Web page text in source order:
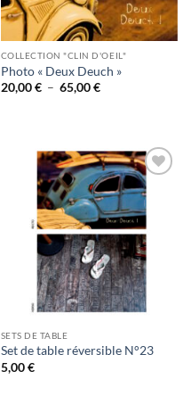
COLLECTION "CLIN D'OEIL"
Photo « Deux Deuch »
20,00€ – 65,00€Plage
Ajouter
à la
wishlist
SETS DE TABLE
Set de table réversible N°23
5,00€